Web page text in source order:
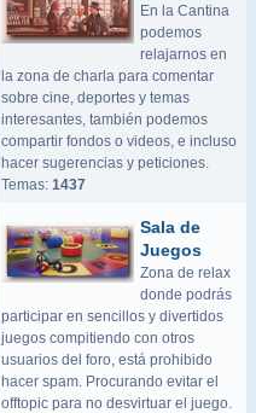
En la Cantina
podemos
relajarnos en
la zona de charla para comentar
sobre cine, deportes y temas
interesantes, también podemos
compartir fondos o videos, e incluso
hacer sugerencias y peticiones.
Temas: 1437
Sala de
Juegos
Zona de relax
donde podrás
participar en sencillos y divertidos
juegos compitiendo con otros
usuarios del foro, está prohibido
hacer spam. Procurando evitar el
offtopic para no desvirtuar el juego.